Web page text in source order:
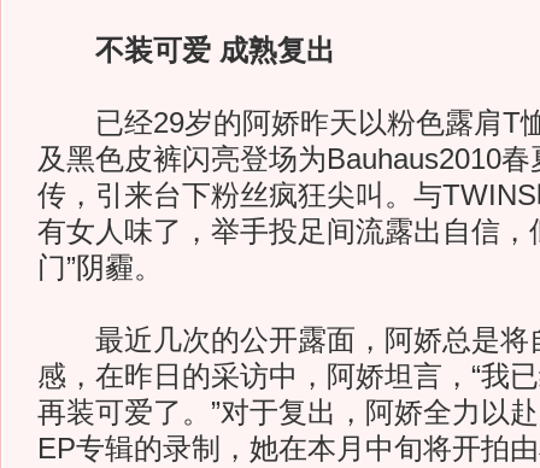
不装可爱 成熟复出
已经29岁的阿娇昨天以粉色露肩T
及黑色皮裤闪亮登场为Bauhaus2010
传，引来台下粉丝疯狂尖叫。与
有女人味了，举手投足间流露出自信，
门”阴霾。
最近几次的公开露面，阿娇总是将
感，在昨日的采访中，阿娇坦言，“我
再装可爱了。”对于复出，阿娇全力以
EP专辑的录制，她在本月中旬将开拍